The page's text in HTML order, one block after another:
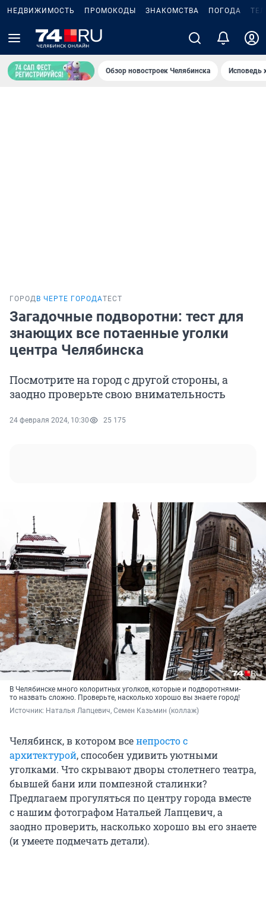
НЕДВИЖИМОСТЬ ПРОМОКОДЫ ЗНАКОМСТВА ПОГОДА
Обзор новостроек Челябинска Исповедь
ГОРОД В ЧЕРТЕ ГОРОДАТЕСТ
Загадочные подворотни: тест для
знающих все потаенные уголки
центра Челябинска
Посмотрите на город с другой стороны, а
заодно проверьте свою внимательность
24 февраля 2024, 10:30 25 175
В Челябинске много колоритных уголков, которые и подворотнями-
то назвать сложно. Проверьте, насколько хорошо вы знаете город!
Источник: Наталья Лапцевич, Семен Казьмин (коллаж)
Челябинск, в котором всенепросто с
архитектурой, способен удивить уютными
уголками. Что скрывают дворы столетнего театра,
бывшей бани или помпезной сталинки?
Предлагаем прогуляться по центру города вместе
с нашим фотографом Натальей Лапцевич, а
заодно проверить, насколько хорошо вы его знаете
(и умеете подмечать детали).